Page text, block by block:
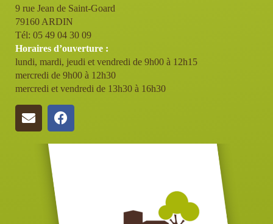
9 rue Jean de Saint-Goard
79160 ARDIN
Tél: 05 49 04 30 09
Horaires d’ouverture :
lundi, mardi, jeudi et vendredi de 9h00 à 12h15
mercredi de 9h00 à 12h30
mercredi et vendredi de 13h30 à 16h30